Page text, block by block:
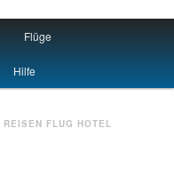
Flüge
Hilfe
REISEN FLUG HOTEL